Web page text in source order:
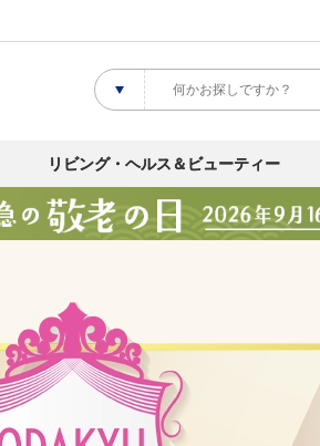
リビング・ヘルス＆ビューティー